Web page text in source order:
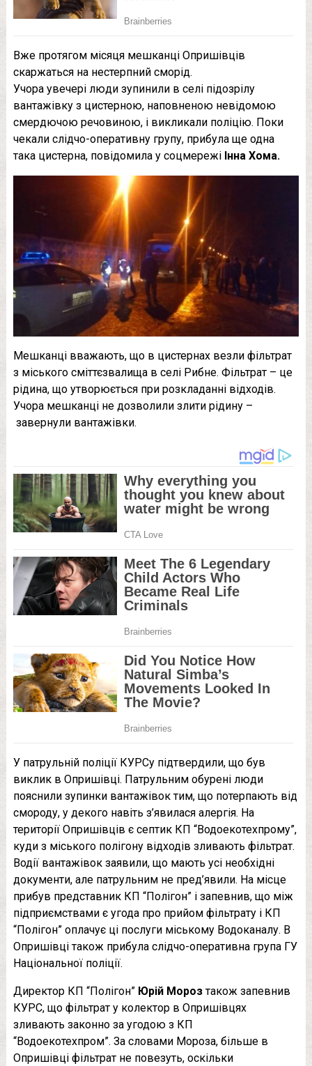
Вже протягом місяця мешканці Опришівців
скаржаться на нестерпний сморід.
Учора увечері люди зупинили в селі підозрілу
вантажівку з цистерною, наповненою невідомою
смердючою речовиною, і викликали поліцію. Поки
чекали слідчо-оперативну групу, прибула ще одна
така цистерна, повідомила у соцмережі Інна Хома.
Мешканці вважають, що в цистернах везли фільтрат
з міського сміттєзвалища в селі Рибне. Фільтрат – це
рідина, що утворюється при розкладанні відходів.
Учора мешканці не дозволили злити рідину –
завернули вантажівки.
У патрульній поліції КУРСу підтвердили, що був
виклик в Опришівці. Патрульним обурені люди
пояснили зупинки вантажівок тим, що потерпають від
смороду, у декого навіть з’явилася алергія. На
території Опришівців є септик КП “Водоекотехпрому”,
куди з міського полігону відходів зливають фільтрат.
Водії вантажівок заявили, що мають усі необхідні
документи, але патрульним не пред’явили. На місце
прибув представник КП “Полігон” і запевнив, що між
підприємствами є угода про прийом фільтрату і КП
“Полігон” оплачує ці послуги міському Водоканалу. В
Опришівці також прибула слідчо-оперативна група ГУ
Національної поліції.
Директор КП “Полігон” Юрій Морозтакож запевнив
КУРС, що фільтрат у колектор в Опришівцях
зливають законно за угодою з КП
“Водоекотехпром”. За словами Мороза, більше в
Опришівці фільтрат не повезуть, оскільки